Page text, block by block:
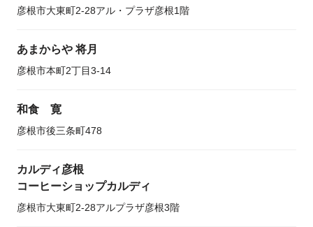
彦根市大東町2-28アル・プラザ彦根1階
あまからや 将月
彦根市本町2丁目3-14
和食 寛
彦根市後三条町478
カルディ彦根
コーヒーショップカルディ
彦根市大東町2-28アルプラザ彦根3階